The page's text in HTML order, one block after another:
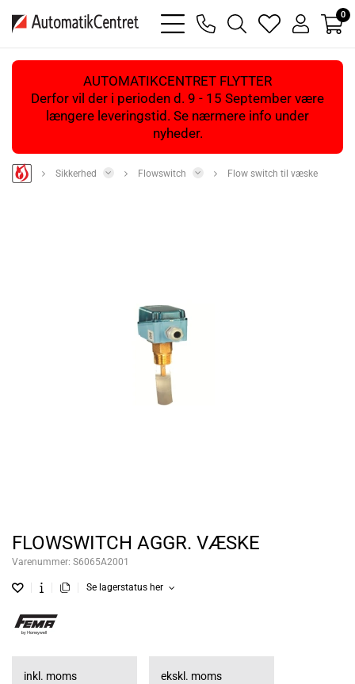
bars
light
phone
magnifying
glass
heart
light
user
light
0
AUTOMATIKCENTRET FLYTTER
Derfor vil der i perioden d. 9 - 15 September være
længere leveringstid. Se nærmere info under
nyheder.
Sikkerhed Flowswitch Flow switch til væske
FLOWSWITCH AGGR. VÆSKE
Varenummer: S6065A2001
Se lagerstatus her
inkl. moms ekskl. moms